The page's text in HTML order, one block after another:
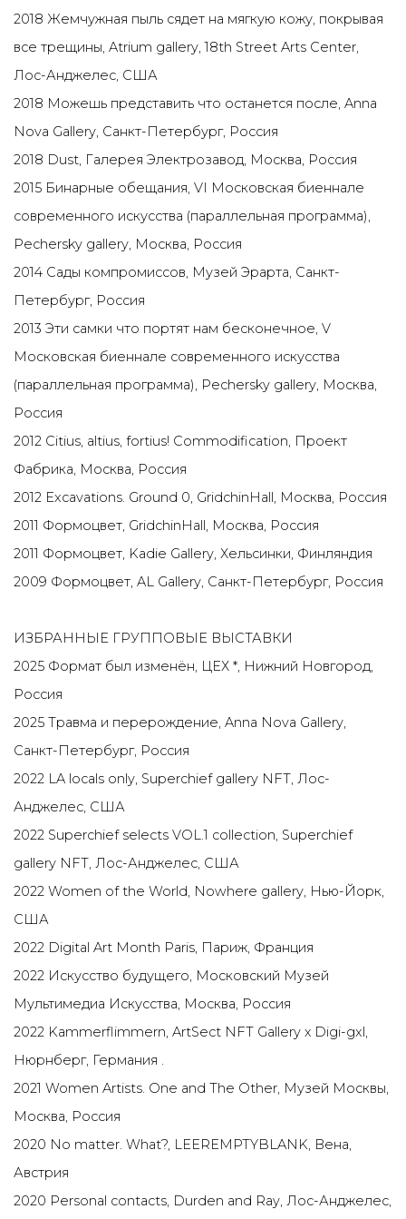
2018 Жемчужная пыль сядет на мягкую кожу, покрывая
все трещины, Atrium gallery, 18th Street Arts Center,
Лос-Анджелес, США
2018 Можешь представить что останется после, Anna
Nova Gallery, Санкт-Петербург, Россия
2018 Dust, Галерея Электрозавод, Москва, Россия
2015 Бинарные обещания, VI Московская биеннале
современного искусства (параллельная программа),
Pechersky gallery, Москва, Россия
2014 Сады компромиссов, Музей Эрарта, Санкт-
Петербург, Россия
2013 Эти самки что портят нам бесконечное, V
Московская биеннале современного искусства
(параллельная программа), Pechersky gallery, Москва,
Россия
2012 Citius, altius, fortius! Commodification, Проект
Фабрика, Москва, Россия
2012 Excavations. Ground 0, GridchinHall, Москва, Россия
2011 Формоцвет, GridchinHall, Москва, Россия
2011 Формоцвет, Kadie Gallery, Хельсинки, Финляндия
2009 Формоцвет, AL Gallery, Санкт-Петербург, Россия
ИЗБРАННЫЕ ГРУППОВЫЕ ВЫСТАВКИ
2025 Формат был изменён, ЦЕХ *, Нижний Новгород,
Россия
2025 Травма и перерождение, Anna Nova Gallery,
Санкт-Петербург, Россия
2022 LA locals only, Superchief gallery NFT, Лос-
Анджелес, США
2022 Superchief selects VOL.1 collection, Superchief
gallery NFT, Лос-Анджелес, США
2022 Women of the World, Nowhere gallery, Нью-Йорк,
США
2022 Digital Art Month Paris, Париж, Франция
2022 Искусство будущего, Московский Музей
Мультимедиа Искусства, Москва, Россия
2022 Kammerflimmern, ArtSect NFT Gallery х Digi-gxl,
Нюрнберг, Германия .
2021 Women Artists. One and The Other, Музей Москвы,
Москва, Россия
2020 No matter. What?, LEEREMPTYBLANK, Вена,
Австрия
2020 Personal contacts, Durden and Ray, Лос-Анджелес,